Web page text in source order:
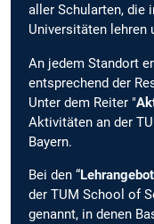
aller Schularten, die
Universitäten lehren
An jedem Standort
entsprechend der
Unter dem Reiter "
Aktivitäten an der
Bayern.
Bei den “
der TUM School of
genannt, in denen